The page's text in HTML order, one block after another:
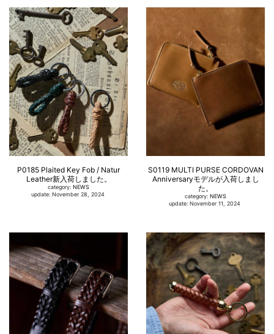
P0185 Plaited Key Fob / Natur
Leather新入荷しました。
category: NEWS
update: November 28, 2024
S0119 MULTI PURSE CORDOVAN
Anniversaryモデルが入荷しまし
た。
category: NEWS
update: November 11, 2024